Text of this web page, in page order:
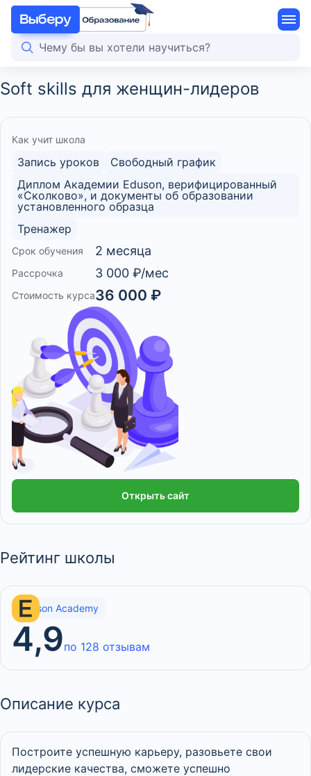
Soft skills для женщин-лидеров
Как учит школа
Запись уроков
Свободный график
Диплом Академии Eduson, верифицированный
«Сколково», и документы об образовании
установленного образца
Тренажер
Срок обучения 2 месяца
Рассрочка 3 000 ₽/мес
Стоимость курса36 000 ₽
Открыть сайт
Рейтинг школы
Eduson Academy
4,9по 128 отзывам
Описание курса
Построите успешную карьеру, разовьете свои
лидерские качества, сможете успешно